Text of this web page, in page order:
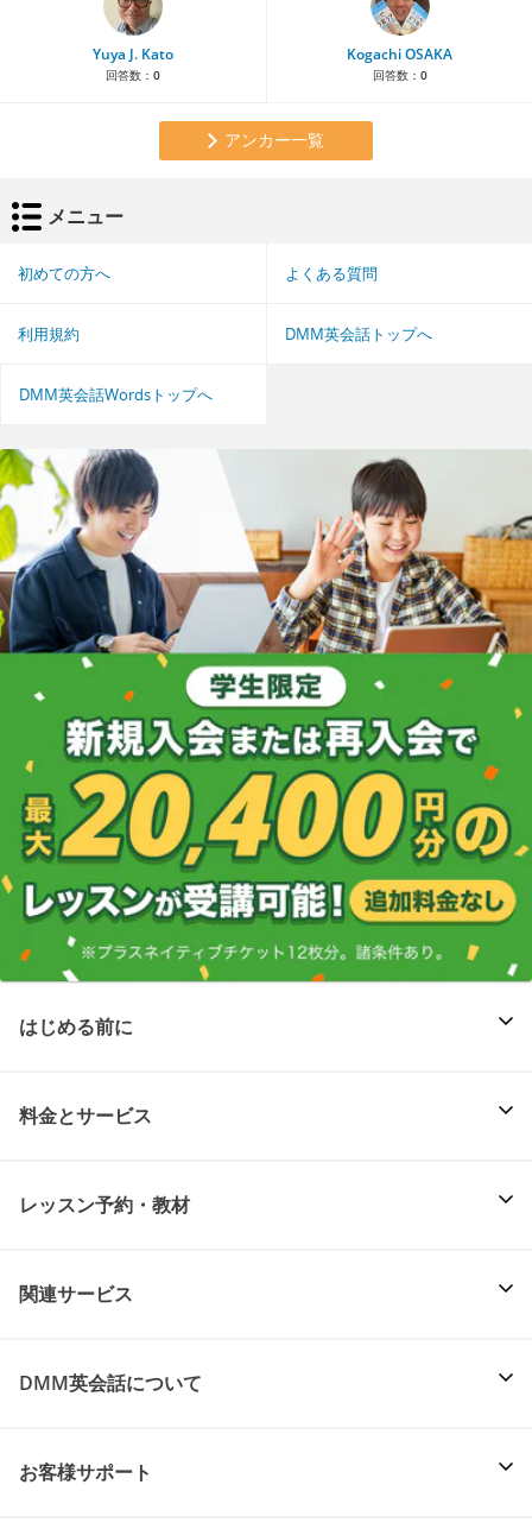
Yuya J. Kato
回答数： 0
Kogachi OSAKA
回答数： 0
アンカー一覧
メニュー
初めての方へ よくある質問
利用規約 DMM英会話トップへ
DMM英会話Wordsトップへ
はじめる前に
料金とサービス
レッスン予約・教材
関連サービス
DMM英会話について
お客様サポート